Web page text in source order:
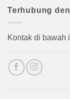
Terhubung
Kontak di bawah